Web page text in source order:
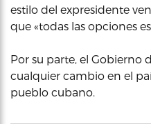
estilo del expresidente
que «todas las opciones
Por su parte, el Gobierno
cualquier cambio en el
pueblo cubano.